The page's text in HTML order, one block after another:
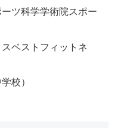
ツ科学学術院スポー
ベストフィットネ
校）